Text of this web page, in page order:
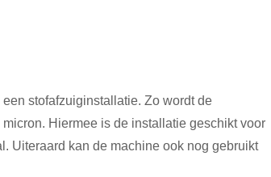
stofafzuiginstallatie. Zo wordt de
Hiermee is de installatie geschikt voor
Uiteraard kan de machine ook nog gebruikt